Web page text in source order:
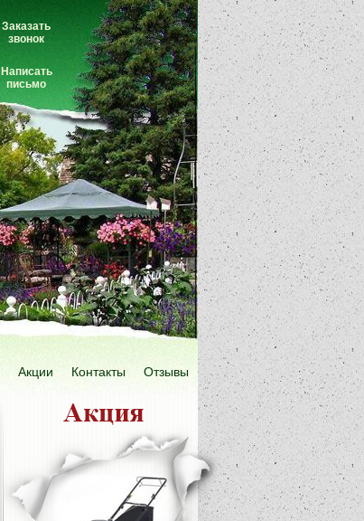
Заказать
звонок
Написать
письмо
Акции Контакты Отзывы